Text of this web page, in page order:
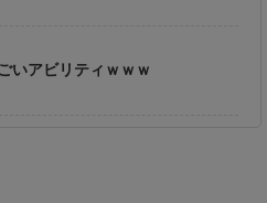
いアビリティｗｗｗ